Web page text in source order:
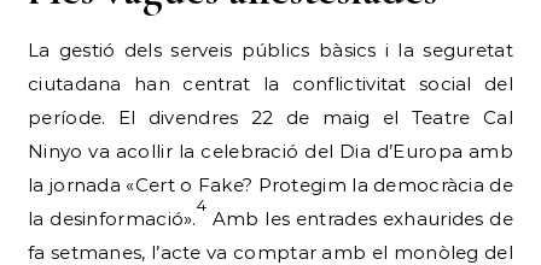
La gestió dels serveis públics bàsics i la seguretat
ciutadana han centrat la conflictivitat social del
període. El divendres 22 de maig el Teatre Cal
Ninyo va acollir la celebració del Dia d’Europa amb
la jornada «Cert o Fake? Protegim la democràcia de
la desinformació».
4
Amb les entrades exhaurides de
fa setmanes, l’acte va comptar amb el monòleg del